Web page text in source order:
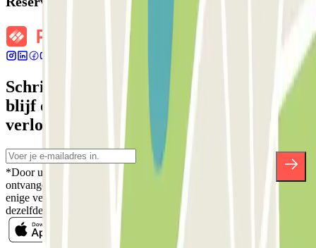
Schrijf je in voor onze nieuwsbrief en
blijf op de hoogte van kortingen,
verlotingen en vele andere verrassingen.
*Door u in te schrijven aanvaardt u ons Privacybeleid voor het
ontvangen van commerciële communicatie van Parclick. Zonder
enige verplichting kunt u zich uitschrijven wanneer u maar wilt in
dezelfde nieuwsbrief.